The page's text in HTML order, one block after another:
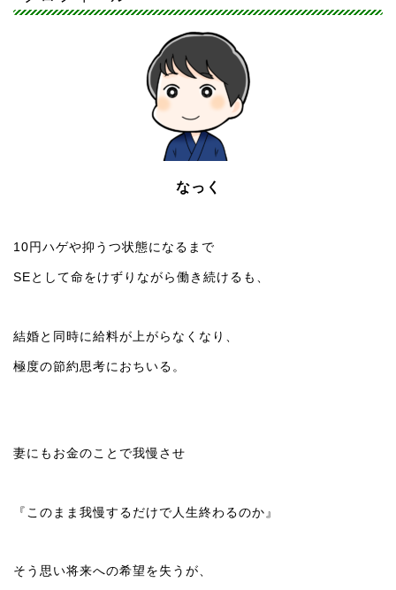
なっく
10円ハゲや抑うつ状態になるまで
SEとして命をけずりながら働き続けるも、
結婚と同時に給料が上がらなくなり、
極度の節約思考におちいる。
妻にもお金のことで我慢させ
『このまま我慢するだけで人生終わるのか』
そう思い将来への希望を失うが、